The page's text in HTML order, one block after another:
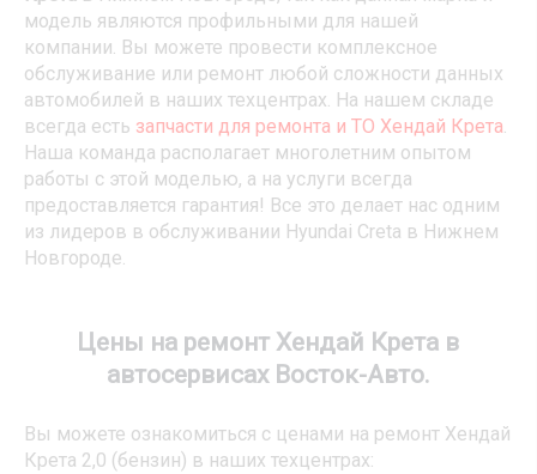
модель являются профильными для нашей
компании. Вы можете провести комплексное
обслуживание или ремонт любой сложности данных
автомобилей в наших техцентрах. На нашем складе
всегда есть запчасти для ремонта и ТО Хендай Крета.
Наша команда располагает многолетним опытом
работы с этой моделью, а на услуги всегда
предоставляется гарантия! Все это делает нас одним
из лидеров в обслуживании Hyundai Creta в Нижнем
Новгороде.
Цены на ремонт Хендай Крета в
автосервисах Восток-Авто.
Вы можете ознакомиться с ценами на ремонт Хендай
Крета 2,0 (бензин) в наших техцентрах: